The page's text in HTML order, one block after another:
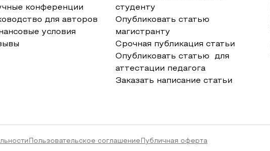
конференции
для авторов
условия
студенту
Опубликовать статью
магистранту
Срочная публикация статьи
Опубликовать статью для
аттестации педагога
Заказать написание статьи
Пользовательское соглашение Публичная оферта